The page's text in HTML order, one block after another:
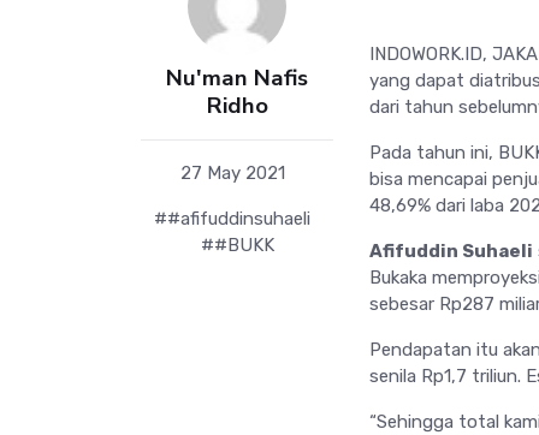
Nu'man Nafis
Ridho
27 May 2021
##afifuddinsuhaeli
##BUKK
INDOWORK.ID,
yang dapat
dari tahun
Pada tahun ini,
bisa mencapai
48,69% dari laba
Afifuddin Suhaeli
Bukaka
sebesar Rp287
Pendapatan itu
senila Rp1,7 triliun.
“Sehingga total